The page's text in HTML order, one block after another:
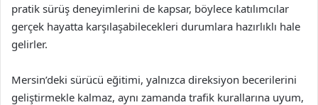
pratik sürüş deneyimlerini de kapsar, böylece katılımcılar
gerçek hayatta karşılaşabilecekleri durumlara hazırlıklı hale
gelirler.
Mersin’deki sürücü eğitimi, yalnızca direksiyon becerilerini
geliştirmekle kalmaz, aynı zamanda trafik kurallarına uyum,